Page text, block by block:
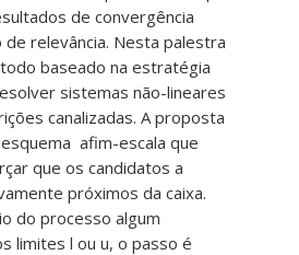
de convergência
relevância. Nesta palestra
baseado na estratégia
sistemas não-lineares
canalizadas. A proposta
afim-escala que
que os candidatos a
próximos da caixa.
do processo algum
limites l ou u, o passo é